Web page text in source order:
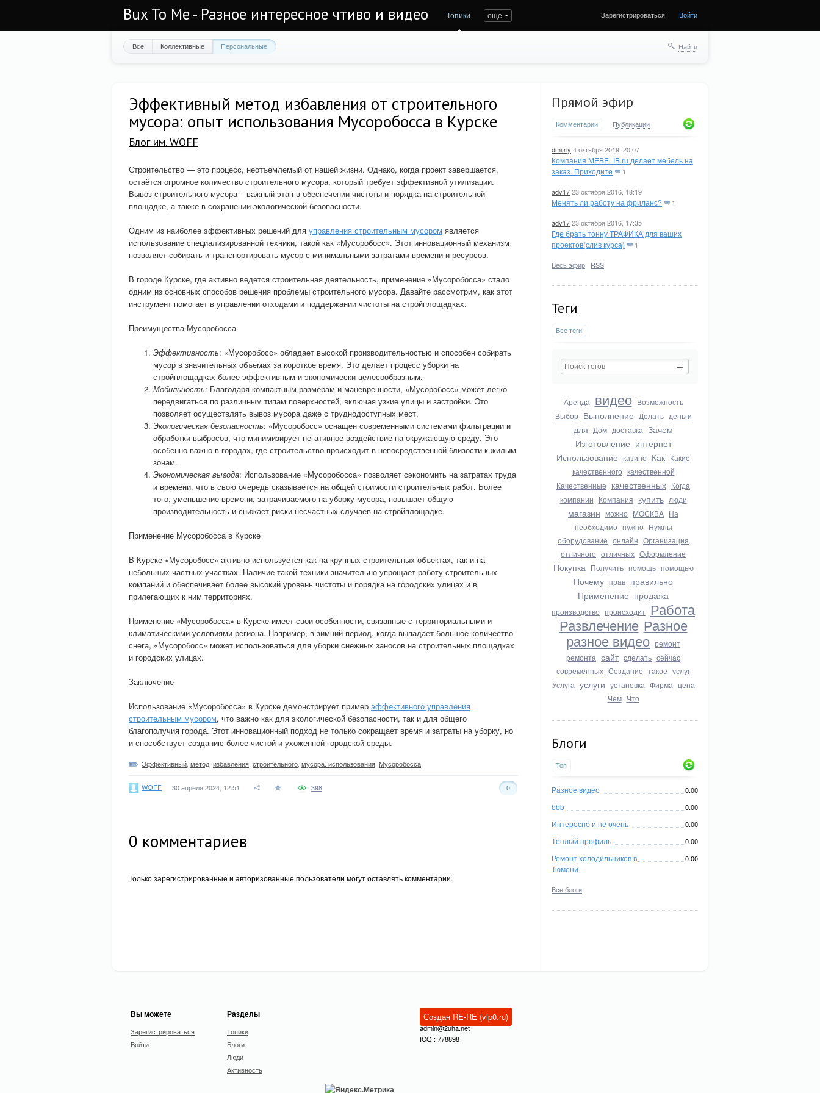
Bux To Me - Разное интересное чтиво и видео Топики еще Зарегистрироваться Войти
Все Коллективные Персональные Найти
Прямой эфир
Комментарии Публикации
dmitriy 4 октября 2019, 20:07
Компания MEBELIB.ru делает мебель на
заказ. Приходите
1
adv1723 октября 2016, 18:19
Менять ли работу на фриланс? 1
adv1723 октября 2016, 17:35
Где брать тонну ТРАФИКА для ваших
проектов(слив курса)
1
Весь эфир · RSS
Теги
Все теги
Аренда видео Возможность
Выбор Выполнение Делать деньги
для Дом доставка Зачем
Изготовление интернет
Использование казино Как Какие
качественного качественной
Качественные качественных Когда
компании Компания купить люди
магазин можно МОСКВА На
необходимо нужно Нужны
оборудование онлайн Организация
отличного отличных Оформление
Покупка Получить помощь помощью
Почему прав правильно
Применение продажа
производство происходит Работа
Развлечение Разное
разное видео ремонт
ремонта сайт сделать сейчас
современных Создание такое услуг
Услуга услуги установка Фирма цена
Чем Что
Блоги
Топ
Разное видео 0.00
bbb 0.00
Интересно и не очень 0.00
Тёплый профиль 0.00
Ремонт холодильников в
Тюмени
0.00
Все блоги
Эффективный метод избавления от строительного
мусора: опыт использования Мусоробосса в Курске
Блог им. WOFF
Строительство — это процесс, неотъемлемый от нашей жизни. Однако, когда проект завершается,
остаётся огромное количество строительного мусора, который требует эффективной утилизации.
Вывоз строительного мусора – важный этап в обеспечении чистоты и порядка на строительной
площадке, а также в сохранении экологической безопасности.
Одним из наиболее эффективных решений для управления строительным мусором является
использование специализированной техники, такой как «Мусоробосс». Этот инновационный механизм
позволяет собирать и транспортировать мусор с минимальными затратами времени и ресурсов.
В городе Курске, где активно ведется строительная деятельность, применение «Мусоробосса» стало
одним из основных способов решения проблемы строительного мусора. Давайте рассмотрим, как этот
инструмент помогает в управлении отходами и поддержании чистоты на стройплощадках.
Преимущества Мусоробосса
Эффективность: «Мусоробосс» обладает высокой производительностью и способен собирать
мусор в значительных объемах за короткое время. Это делает процесс уборки на
стройплощадках более эффективным и экономически целесообразным.
Мобильность: Благодаря компактным размерам и маневренности, «Мусоробосс» может легко
передвигаться по различным типам поверхностей, включая узкие улицы и застройки. Это
позволяет осуществлять вывоз мусора даже с труднодоступных мест.
Экологическая безопасность: «Мусоробосс» оснащен современными системами фильтрации и
обработки выбросов, что минимизирует негативное воздействие на окружающую среду. Это
особенно важно в городах, где строительство происходит в непосредственной близости к жилым
зонам.
Экономическая выгода: Использование «Мусоробосса» позволяет сэкономить на затратах труда
и времени, что в свою очередь сказывается на общей стоимости строительных работ. Более
того, уменьшение времени, затрачиваемого на уборку мусора, повышает общую
производительность и снижает риски несчастных случаев на стройплощадке.
Применение Мусоробосса в Курске
В Курске «Мусоробосс» активно используется как на крупных строительных объектах, так и на
небольших частных участках. Наличие такой техники значительно упрощает работу строительных
компаний и обеспечивает более высокий уровень чистоты и порядка на городских улицах и в
прилегающих к ним территориях.
Применение «Мусоробосса» в Курске имеет свои особенности, связанные с территориальными и
климатическими условиями региона. Например, в зимний период, когда выпадает большое количество
снега, «Мусоробосс» может использоваться для уборки снежных заносов на строительных площадках
и городских улицах.
Заключение
Использование «Мусоробосса» в Курске демонстрирует пример эффективного управления
строительным мусором, что важно как для экологической безопасности, так и для общего
благополучия города. Этот инновационный подход не только сокращает время и затраты на уборку, но
и способствует созданию более чистой и ухоженной городской среды.
Эффективный метод избавления строительного мусора. использования Мусоробосса
WOFF 30 апреля 2024, 12:51 0
398
0 комментариев
Только зарегистрированные и авторизованные пользователи могут оставлять комментарии.
Вы можете
Зарегистрироваться
Войти
Разделы
Топики
Блоги
Люди
Активность
Создан RE-RE (vip0.ru)
admin@2uha.net
ICQ : 778898